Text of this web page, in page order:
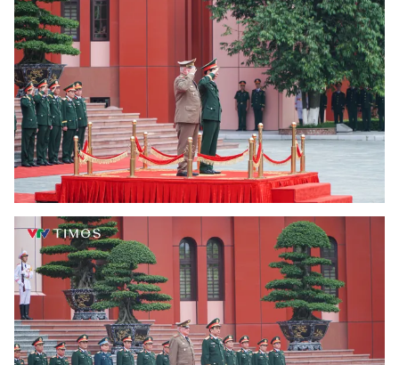
Theo dõi báo trên
Cơ quan chủ quản:
Đài Truyền hình Việt Nam
Cơ quan báo chí:Thời báo VTV
Giấy phép hoạt động báo in và báo điện tử số 483/GP-BTTTT
cấp ngày 29/12/2023
Tổng Biên tập:Vũ Thanh Thủy
Phó Tổng Biên tập:Nguyễn Thị Mỹ Hạnh, Phạm Quốc Thắng,
Nguyễn Trọng Ninh
Tổng đài VTV:024.38 355 931 - 024.38 355 932
Ðiện thoại Thời báo VTV:
024.66 897 897
Email:
toasoan@vtv.vn
Liên hệ quảng cáo:024-7300.7108